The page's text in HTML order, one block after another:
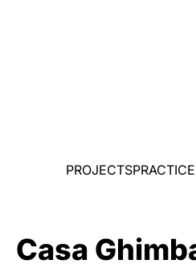
PROJECTSPRACTICE
Casa